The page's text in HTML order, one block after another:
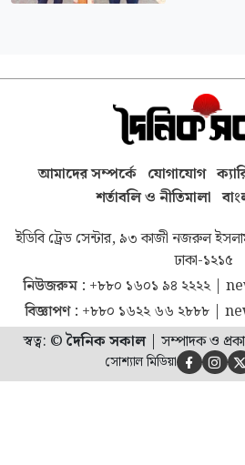
আমাদের সম্পর্কে যোগাযোগ
শর্তাবলি ও নীতিমালা
ইডিবি ট্রেড সেন্টার, ৯৩ কাজী নজরুল
ঢাকা-১২১৫
নিউজরুম : +৮৮০ ১৬০১ ৯৪ ২২২২|
বিজ্ঞাপণ : +৮৮০ ১৬২২ ৬৬ ২৮৮৮|
স্বত্ব: ©দৈনিক সকাল| সম্পাদক ও
সোশ্যাল মিডিয়া   